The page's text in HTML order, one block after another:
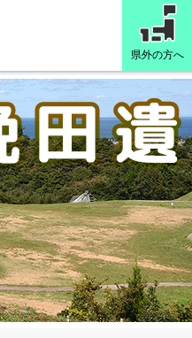
県外の方へ